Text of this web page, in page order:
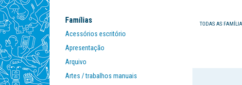
Famílias
Acessórios escritório
Apresentação
Arquivo
Artes / trabalhos manuais
TODAS AS